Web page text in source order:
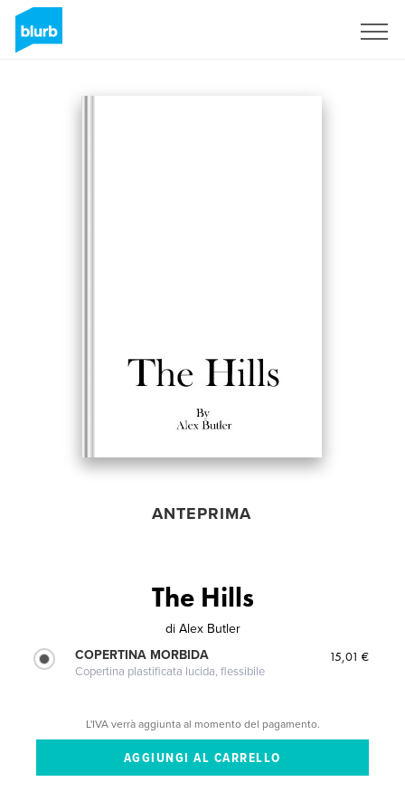
ANTEPRIMA
The Hills
di Alex Butler
COPERTINA MORBIDA
Copertina plastificata lucida, flessibile
15,01 €
L'IVA verrà aggiunta al momento del pagamento.